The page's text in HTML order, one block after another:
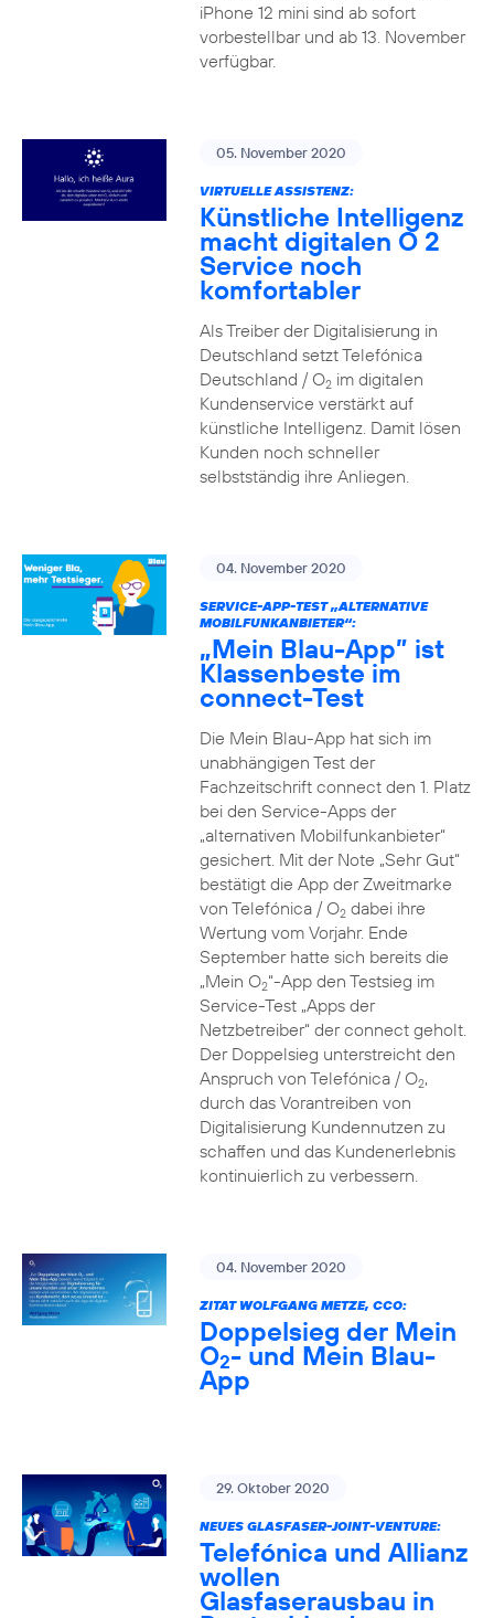
iPhone 12 mini sind ab sofort
vorbestellbar und ab 13. November
verfügbar.
05. November 2020
VIRTUELLE ASSISTENZ:
Künstliche Intelligenz
macht digitalen O 2
Service noch
komfortabler
Als Treiber der Digitalisierung in
Deutschland setzt Telefónica
Deutschland / O2im digitalen
Kundenservice verstärkt auf
künstliche Intelligenz. Damit lösen
Kunden noch schneller
selbstständig ihre Anliegen.
04. November 2020
SERVICE-APP-TEST „ALTERNATIVE
MOBILFUNKANBIETER“:
„Mein Blau-App” ist
Klassenbeste im
connect-Test
Die Mein Blau-App hat sich im
unabhängigen Test der
Fachzeitschrift connect den 1. Platz
bei den Service-Apps der
„alternativen Mobilfunkanbieter“
gesichert. Mit der Note „Sehr Gut“
bestätigt die App der Zweitmarke
von Telefónica / O2dabei ihre
Wertung vom Vorjahr. Ende
September hatte sich bereits die
„Mein O2“-App den Testsieg im
Service-Test „Apps der
Netzbetreiber“ der connect geholt.
Der Doppelsieg unterstreicht den
Anspruch von Telefónica / O2,
durch das Vorantreiben von
Digitalisierung Kundennutzen zu
schaffen und das Kundenerlebnis
kontinuierlich zu verbessern.
04. November 2020
ZITAT WOLFGANG METZE, CCO:
Doppelsieg der Mein
O2- und Mein Blau-
App
29. Oktober 2020
NEUES GLASFASER-JOINT-VENTURE:
Telefónica und Allianz
wollen
Glasfaserausbau in